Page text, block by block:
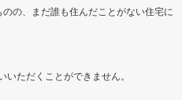
の、まだ誰も住んだことがない住宅に
ただくことができません。